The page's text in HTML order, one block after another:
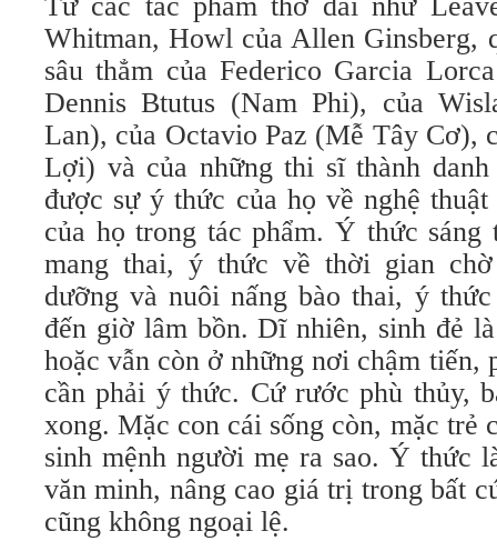
Whitman, Howl của Allen Ginsberg,
sâu thẳm của Federico Garcia
Dennis Btutus (Nam Phi), của
Lan), của Octavio Paz (Mễ Tây Cơ),
Lợi) và của những thi sĩ thành
được sự ý thức của họ về nghệ
của họ trong tác phẩm. Ý thức
mang thai, ý thức về thời gian
dưỡng và nuôi nấng bào thai, ý
đến giờ lâm bồn. Dĩ nhiên, sinh đẻ
hoặc vẫn còn ở những nơi chậm tiến,
cần phải ý thức. Cứ rước phù thủy,
xong. Mặc con cái sống còn, mặc trẻ
sinh mệnh người mẹ ra sao. Ý thức
văn minh, nâng cao giá trị trong bất
cũng không ngoại lệ.